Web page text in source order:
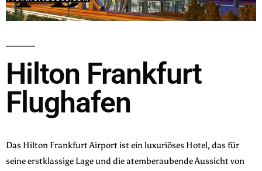
Hilton Frankfurt
Flughafen
Das Hilton Frankfurt Airport ist ein luxuriöses Hotel, das für
seine erstklassige Lage und die atemberaubende Aussicht von